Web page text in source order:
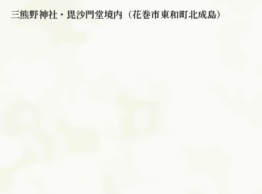
三熊野神社・毘沙門堂境内（花巻市東和町北成島）